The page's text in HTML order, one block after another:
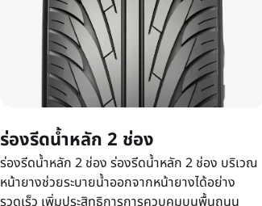
ร่องรีดน้ำหลัก 2 ช่อง
ร่องรีดน้ำหลัก 2 ช่อง ร่องรีดน้ำหลัก 2 ช่อง บริเวณ
หน้ายางช่วยระบายน้ำออกจากหน้ายางได้อย่าง
รวดเร็ว เพิ่มประสิทธิการการควบคุมบนพื้นถนน